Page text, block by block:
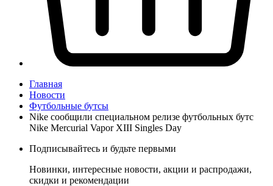
Главная
Новости
Футбольные бутсы
Nike сообщили специальном релизе футбольных бутс
Nike Mercurial Vapor XIII Singles Day
Подписывайтесь и будьте первыми
Новинки, интересные новости, акции и распродажи,
скидки и рекомендации